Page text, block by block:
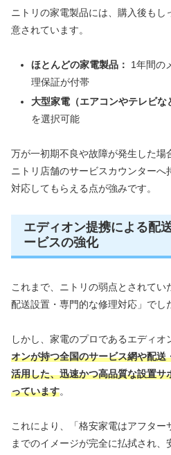
ニトリの家電製品には、購入後もし
意されています。
ほとんどの家電製品：
1年間の
理保証が付帯
大型家電（エアコンやテレビな
を選択可能
万が一初期不良や故障が発生した場
ニトリ店舗のサービスカウンターへ
対応してもらえる点が強みです。
エディオン提携による配
ービスの強化
これまで、ニトリの弱点とされて
配送設置・専門的な修理対応」でし
しかし、家電のプロであるエディオ
オンが持つ全国のサービス網や配送
活用した、迅速かつ高品質な設置サ
っています。
これにより、「格安家電はアフタ
までのイメージが完全に払拭され